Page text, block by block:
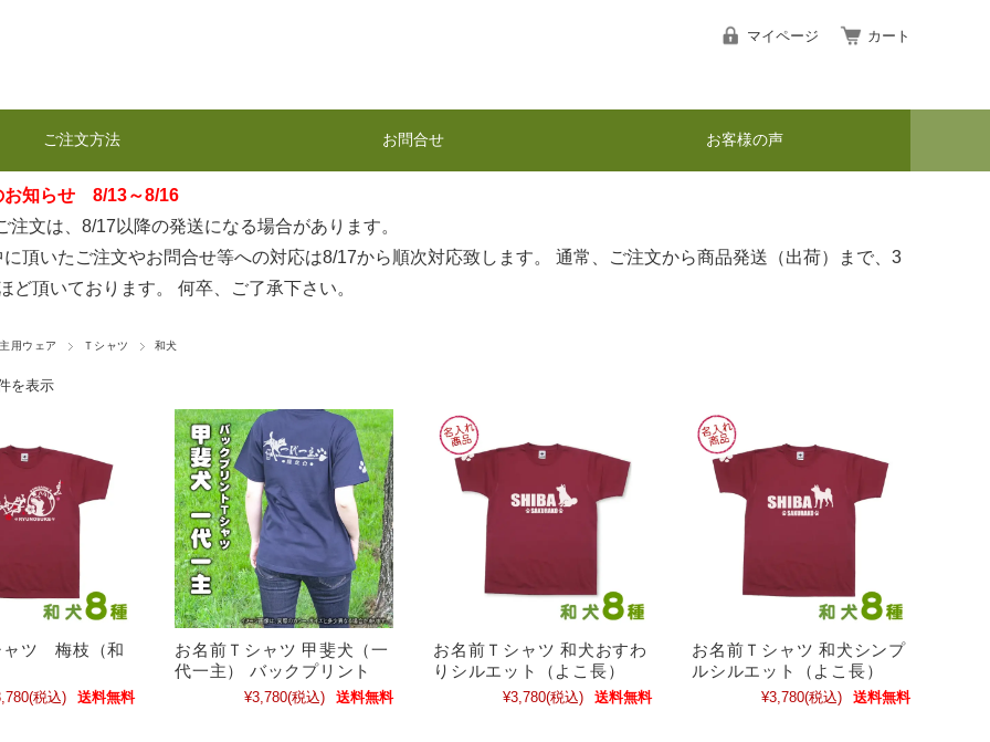
マイページ カート
ご注文方法 お問合せ お客様の声
お知らせ 8/13～8/16
注文は、8/17以降の発送になる場合があります。
頂いたご注文やお問合せ等への対応は8/17から順次対応致します。 通常、ご注文から商品発送（出荷）まで、3
ど頂いております。 何卒、ご了承下さい。
用ウェア Ｔシャツ 和犬
を表示
ャツ 梅枝（和
(税込) 送料無料
お名前Ｔシャツ 甲斐犬（一
代一主） バックプリント
¥3,780(税込) 送料無料
お名前Ｔシャツ 和犬おすわ
りシルエット（よこ長）
¥3,780(税込) 送料無料
お名前Ｔシャツ 和犬シンプ
ルシルエット（よこ長）
¥3,780(税込) 送料無料